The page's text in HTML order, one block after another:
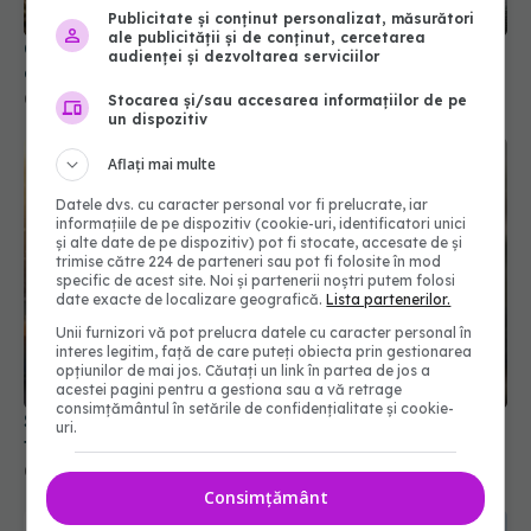
Cum se măsoară corect glicemia acasă. Cinci
greșeli care pot modifica rezultatul
03 aug 2026, 18:24
Semnul banal al cancerului pulmonar. Când
trebuie să mergi la medic
01 aug 2026, 14:48
Publicitate și conținut personalizat, măsurători
ale publicității și de conținut, cercetarea
audienței și dezvoltarea serviciilor
Stocarea și/sau accesarea informațiilor de pe
un dispozitiv
Aflați mai multe
Datele dvs. cu caracter personal vor fi prelucrate, iar
informațiile de pe dispozitiv (cookie-uri, identificatori unici
și alte date de pe dispozitiv) pot fi stocate, accesate de și
trimise către 224 de parteneri sau pot fi folosite în mod
specific de acest site. Noi și partenerii noștri putem folosi
date exacte de localizare geografică.Lista partenerilor.
Unii furnizori vă pot prelucra datele cu caracter personal în
interes legitim, față de care puteți obiecta prin gestionarea
opțiunilor de mai jos. Căutați un link în partea de jos a
acestei pagini pentru a gestiona sau a vă retrage
consimțământul în setările de confidențialitate și cookie-
uri.
Consimțământ